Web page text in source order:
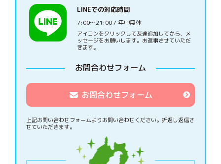
LINEでの対応時間
7:00〜21:00 / 年中無休
アイコンをクリックして友達追加してから、メ
ッセージをお願いします。お返事させていただ
きます。
お問合わせフォーム
お問合わせフォーム
上記お問い合わせフォームよりお問い合わせください。 折返し返信さ
せていただきます。